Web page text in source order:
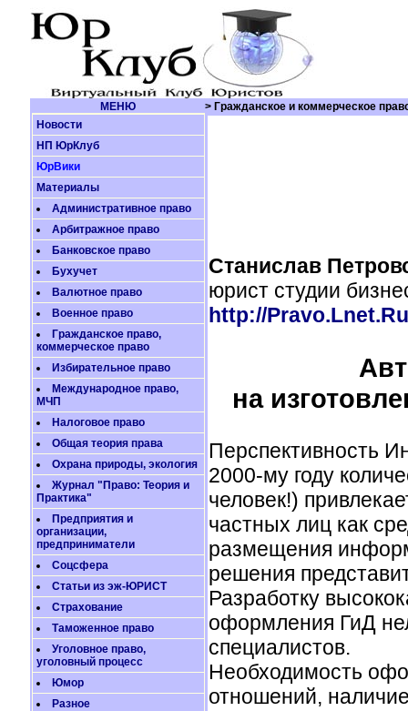
МЕНЮ
> Гражданское и коммерческое
Новости
НП ЮрКлуб
ЮрВики
Материалы
Административное право
Арбитражное право
Банковское право
Бухучет
Валютное право
Военное право
Гражданское право,
коммерческое право
Избирательное право
Международное право,
МЧП
Налоговое право
Общая теория права
Охрана природы, экология
Журнал "Право: Теория и
Практика"
Предприятия и
организации,
предприниматели
Соцсфера
Статьи из эж-ЮРИСТ
Страхование
Таможенное право
Уголовное право,
уголовный процесс
Юмор
Разное
Станислав
юрист студии
http://Pravo.Lnet.Ru
на
Перспективность
2000-му году
человек!)
частных лиц как
размещения
решения
Разработку
оформления ГиД
специалистов.
Необходимость
отношений,